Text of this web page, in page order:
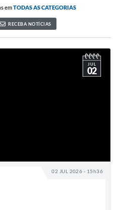
emTODAS AS CATEGORIAS
RECEBA NOTÍCIAS
02 JUL 2026 - 15h36
JUL
02